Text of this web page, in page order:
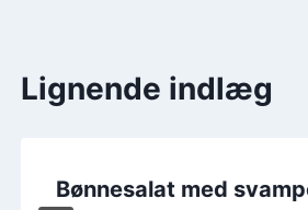
Lignende indlæg
Bønnesalat med